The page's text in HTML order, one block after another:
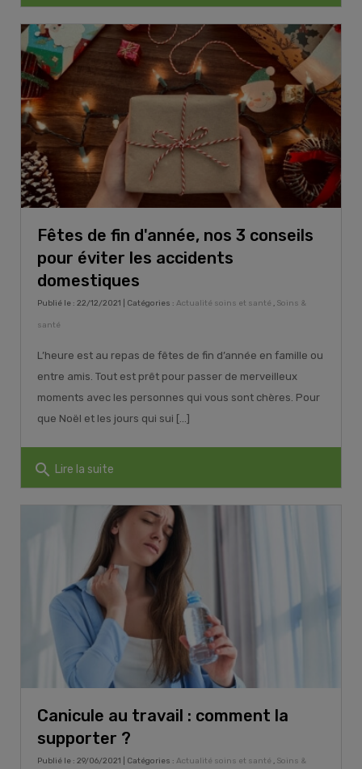
Fêtes de fin d'année, nos 3 conseils
pour éviter les accidents
domestiques
Publié le : 22/12/2021 | Catégories : Actualité soins et santé , Soins &
santé
L’heure est au repas de fêtes de fin d’année en famille ou
entre amis. Tout est prêt pour passer de merveilleux
moments avec les personnes qui vous sont chères. Pour
que Noël et les jours qui sui [...]
search Lire la suite
Canicule au travail : comment la
supporter ?
Publié le : 29/06/2021 | Catégories : Actualité soins et santé , Soins &